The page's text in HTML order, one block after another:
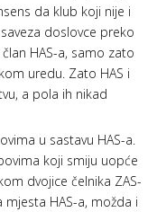
da klub koji nije i
doslovce preko
HAS-a, samo zato
uredu. Zato HAS i
a pola ih nikad
u sastavu HAS-a.
koji smiju uopće
dvojice čelnika ZAS-
mjesta HAS-a, možda i